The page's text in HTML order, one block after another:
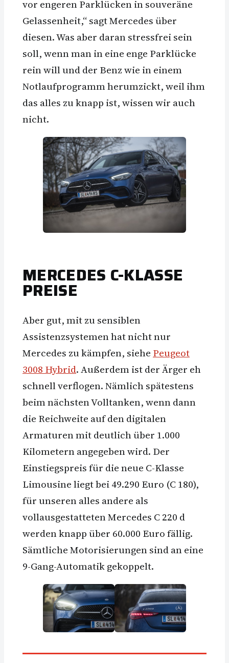
vor engeren Parklücken in souveräne
Gelassenheit,“ sagt Mercedes über
diesen. Was aber daran stressfrei sein
soll, wenn man in eine enge Parklücke
rein will und der Benz wie in einem
Notlaufprogramm herumzickt, weil ihm
das alles zu knapp ist, wissen wir auch
nicht.
MERCEDES C-KLASSE
PREISE
Aber gut, mit zu sensiblen
Assistenzsystemen hat nicht nur
Mercedes zu kämpfen, siehe Peugeot
3008 Hybrid. Außerdem ist der Ärger eh
schnell verflogen. Nämlich spätestens
beim nächsten Volltanken, wenn dann
die Reichweite auf den digitalen
Armaturen mit deutlich über 1.000
Kilometern angegeben wird. Der
Einstiegspreis für die neue C-Klasse
Limousine liegt bei 49.290 Euro (C 180),
für unseren alles andere als
vollausgestatteten Mercedes C 220 d
werden knapp über 60.000 Euro fällig.
Sämtliche Motorisierungen sind an eine
9-Gang-Automatik gekoppelt.